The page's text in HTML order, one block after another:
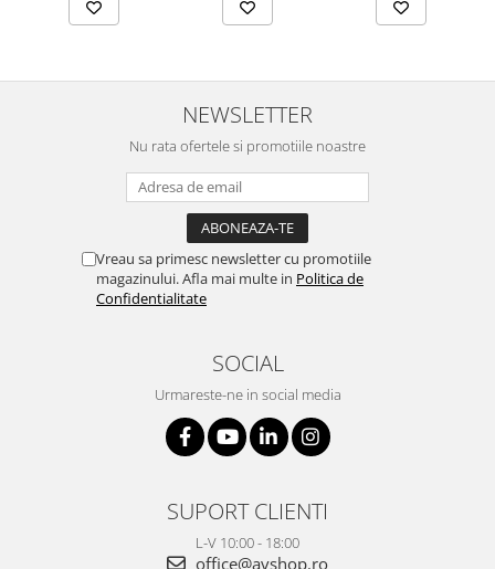
NEWSLETTER
Nu rata ofertele si promotiile noastre
Vreau sa primesc newsletter cu promotiile
magazinului. Afla mai multe in Politica de
Confidentialitate
SOCIAL
Urmareste-ne in social media
SUPORT CLIENTI
L-V 10:00 - 18:00
office@avshop.ro